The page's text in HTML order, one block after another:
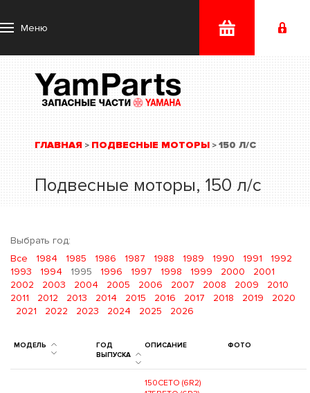
Меню
ГЛАВНАЯ > ПОДВЕСНЫЕ МОТОРЫ > 150 Л/С
Подвесные моторы, 150 л/с
Выбрать год:
Все
1984 1985 1986 1987 1988 1989 1990 1991
1992
1993
1994 1995 1996 1997 1998 1999 2000
2001
2002
2003 2004 2005 2006 2007 2008 2009
2010
2011
2012 2013 2014 2015 2016 2017 2018 2019
2020
2021
2022 2023 2024 2025 2026
МОДЕЛЬ
ГОД
ВЫПУСКА
ОПИСАНИЕ ФОТО
150CETO (6R2)